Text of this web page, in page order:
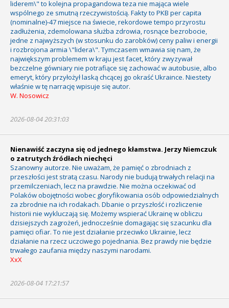
liderem\" to kolejna propagandowa teza nie mająca wiele
wspólnego ze smutną rzeczywistością. Fakty to PKB per capita
(nominalne)-47 miejsce na świecie, rekordowe tempo przyrostu
zadłużenia, zdemolowana służba zdrowia, rosnące bezrobocie,
jedne z najwyższych (w stosunku do zarobków) ceny paliw i energii
i rozbrojona armia \"lidera\". Tymczasem wmawia się nam, że
największym problemem w kraju jest facet, który zwyzywał
bezczelne gówniary nie potrafiące się zachować w autobusie, albo
emeryt, który przyłożył laską chcącej go okraść Ukraince. Niestety
właśnie w tę narrację wpisuje się autor.
W. Nosowicz
2026-08-04 20:31:03
Nienawiść zaczyna się od jednego kłamstwa. Jerzy Niemczuk
o zatrutych źródłach niechęci
Szanowny autorze. Nie uważam, że pamięć o zbrodniach z
przeszłości jest stratą czasu. Narody nie budują trwałych relacji na
przemilczeniach, lecz na prawdzie. Nie można oczekiwać od
Polaków obojętności wobec gloryfikowania osób odpowiedzialnych
za zbrodnie na ich rodakach. Dbanie o przyszłość i rozliczenie
historii nie wykluczają się. Możemy wspierać Ukrainę w obliczu
dzisiejszych zagrożeń, jednocześnie domagając się szacunku dla
pamięci ofiar. To nie jest działanie przeciwko Ukrainie, lecz
działanie na rzecz uczciwego pojednania. Bez prawdy nie będzie
trwałego zaufania między naszymi narodami.
XxX
2026-08-04 17:21:57